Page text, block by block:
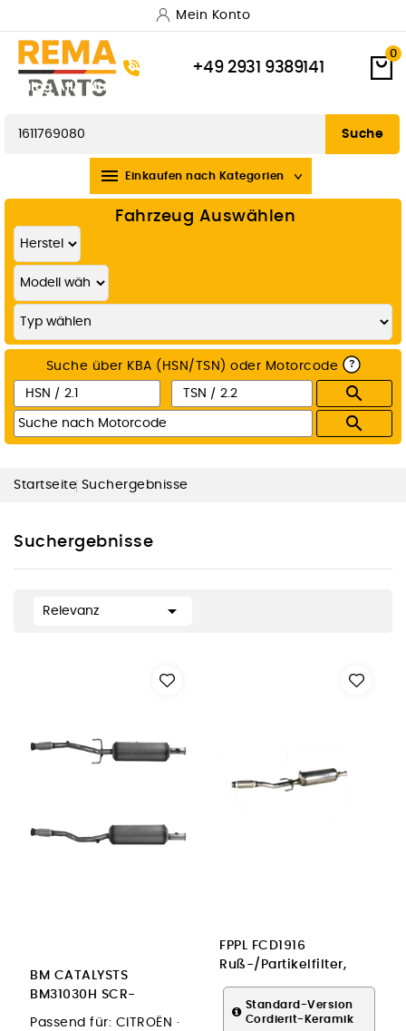
Mein Konto
+49 2931 9389141
0
Fahrzeug Auswählen
Suche über KBA (HSN/TSN) oder Motorcode ?


 Einkaufen nach Kategorien
Katalog Alle Marken
Widerrufsbelehrung Suche
Startseite Suchergebnisse
Suchergebnisse
Relevanz 
BM CATALYSTS
BM31030H SCR-
Katalysator
Passend für: CITROËN ·
FPPL FCD1916
Ruß-/Partikelfilter,
Abgasanlage
Standard-Version
Cordierit-Keramik